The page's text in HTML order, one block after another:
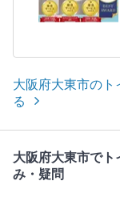
大阪府大東市のト
る
大阪府大東市で
み・疑問